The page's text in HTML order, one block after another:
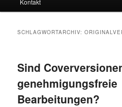
SCHLAGWORTARCHIV:
Sind
genehmigungsfreie
Bearbeitungen?